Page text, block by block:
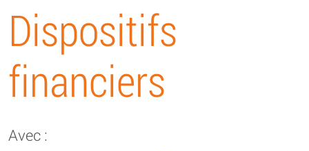
Dispositifs
financiers
Avec :